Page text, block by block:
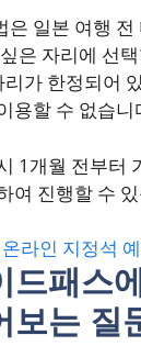
은 일본 여행
은 자리에 선
가 한정되어
용할 수 없습니
1개월 전부터
여 진행할 수
온라인 지정석
드패스
보는 질